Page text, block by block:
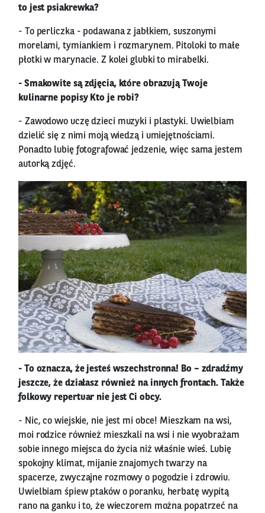
to jest psiakrewka?
- To perliczka - podawana z jabłkiem, suszonymi
morelami, tymiankiem i rozmarynem. Pitoloki to małe
płotki w marynacie. Z kolei glubki to mirabelki.
- Smakowite są zdjęcia, które obrazują Twoje
kulinarne popisy Kto je robi?
- Zawodowo uczę dzieci muzyki i plastyki. Uwielbiam
dzielić się z nimi moją wiedzą i umiejętnościami.
Ponadto lubię fotografować jedzenie, więc sama jestem
autorką zdjęć.
- To oznacza, że jesteś wszechstronna! Bo – zdradźmy
jeszcze, że działasz również na innych frontach. Także
folkowy repertuar nie jest Ci obcy.
- Nic, co wiejskie, nie jest mi obce! Mieszkam na wsi,
moi rodzice również mieszkali na wsi i nie wyobrażam
sobie innego miejsca do życia niż właśnie wieś. Lubię
spokojny klimat, mijanie znajomych twarzy na
spacerze, zwyczajne rozmowy o pogodzie i zdrowiu.
Uwielbiam śpiew ptaków o poranku, herbatę wypitą
rano na ganku i to, że wieczorem można popatrzeć na